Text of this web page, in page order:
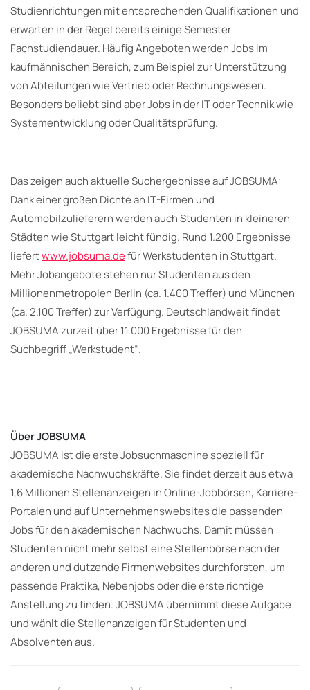
Studienrichtungen mit entsprechenden Qualifikationen und
erwarten in der Regel bereits einige Semester
Fachstudiendauer. Häufig Angeboten werden Jobs im
kaufmännischen Bereich, zum Beispiel zur Unterstützung
von Abteilungen wie Vertrieb oder Rechnungswesen.
Besonders beliebt sind aber Jobs in der IT oder Technik wie
Systementwicklung oder Qualitätsprüfung.
Das zeigen auch aktuelle Suchergebnisse auf JOBSUMA:
Dank einer großen Dichte an IT-Firmen und
Automobilzulieferern werden auch Studenten in kleineren
Städten wie Stuttgart leicht fündig. Rund 1.200 Ergebnisse
liefertwww.jobsuma.defür Werkstudenten in Stuttgart.
Mehr Jobangebote stehen nur Studenten aus den
Millionenmetropolen Berlin (ca. 1.400 Treffer) und München
(ca. 2.100 Treffer) zur Verfügung. Deutschlandweit findet
JOBSUMA zurzeit über 11.000 Ergebnisse für den
Suchbegriff „Werkstudent“.
Über JOBSUMA
JOBSUMA ist die erste Jobsuchmaschine speziell für
akademische Nachwuchskräfte. Sie findet derzeit aus etwa
1,6 Millionen Stellenanzeigen in Online-Jobbörsen, Karriere-
Portalen und auf Unternehmenswebsites die passenden
Jobs für den akademischen Nachwuchs. Damit müssen
Studenten nicht mehr selbst eine Stellenbörse nach der
anderen und dutzende Firmenwebsites durchforsten, um
passende Praktika, Nebenjobs oder die erste richtige
Anstellung zu finden. JOBSUMA übernimmt diese Aufgabe
und wählt die Stellenanzeigen für Studenten und
Absolventen aus.